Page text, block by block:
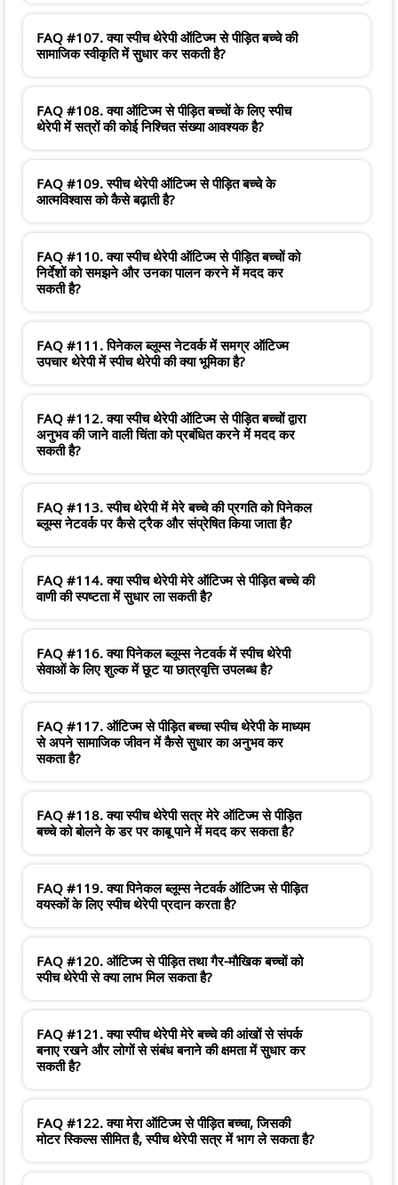
FAQ #107. क्या स्पीच थेरेपी ऑटिज्म से पीड़ित बच्चे की
सामाजिक स्वीकृति में सुधार कर सकती है?
FAQ #108. क्या ऑटिज्म से पीड़ित बच्चों के लिए स्पीच
थेरेपी में सत्रों की कोई निश्चित संख्या आवश्यक है?
FAQ #109. स्पीच थेरेपी ऑटिज्म से पीड़ित बच्चे के
आत्मविश्वास को कैसे बढ़ाती है?
FAQ #110. क्या स्पीच थेरेपी ऑटिज्म से पीड़ित बच्चों को
निर्देशों को समझने और उनका पालन करने में मदद कर
सकती है?
FAQ #111. पिनेकल ब्लूम्स नेटवर्क में समग्र ऑटिज्म
उपचार थेरेपी में स्पीच थेरेपी की क्या भूमिका है?
FAQ #112. क्या स्पीच थेरेपी ऑटिज्म से पीड़ित बच्चों द्वारा
अनुभव की जाने वाली चिंता को प्रबंधित करने में मदद कर
सकती है?
FAQ #113. स्पीच थेरेपी में मेरे बच्चे की प्रगति को पिनेकल
ब्लूम्स नेटवर्क पर कैसे ट्रैक और संप्रेषित किया जाता है?
FAQ #114. क्या स्पीच थेरेपी मेरे ऑटिज्म से पीड़ित बच्चे की
वाणी की स्पष्टता में सुधार ला सकती है?
FAQ #116. क्या पिनेकल ब्लूम्स नेटवर्क में स्पीच थेरेपी
सेवाओं के लिए शुल्क में छूट या छात्रवृत्ति उपलब्ध है?
FAQ #117. ऑटिज्म से पीड़ित बच्चा स्पीच थेरेपी के माध्यम
से अपने सामाजिक जीवन में कैसे सुधार का अनुभव कर
सकता है?
FAQ #118. क्या स्पीच थेरेपी सत्र मेरे ऑटिज्म से पीड़ित
बच्चे को बोलने के डर पर काबू पाने में मदद कर सकता है?
FAQ #119. क्या पिनेकल ब्लूम्स नेटवर्क ऑटिज्म से पीड़ित
वयस्कों के लिए स्पीच थेरेपी प्रदान करता है?
FAQ #120. ऑटिज्म से पीड़ित तथा गैर-मौखिक बच्चों को
स्पीच थेरेपी से क्या लाभ मिल सकता है?
FAQ #121. क्या स्पीच थेरेपी मेरे बच्चे की आंखों से संपर्क
बनाए रखने और लोगों से संबंध बनाने की क्षमता में सुधार कर
सकती है?
FAQ #122. क्या मेरा ऑटिज्म से पीड़ित बच्चा, जिसकी
मोटर स्किल्स सीमित है, स्पीच थेरेपी सत्र में भाग ले सकता है?